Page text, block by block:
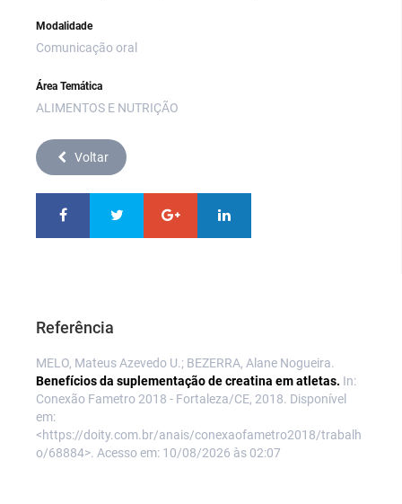
Modalidade
Comunicação oral
Área Temática
ALIMENTOS E NUTRIÇÃO
Voltar
Referência
MELO, Mateus Azevedo U.; BEZERRA, Alane Nogueira.
Benefícios da suplementação de creatina em atletas. In:
Conexão Fametro 2018 - Fortaleza/CE, 2018. Disponível
em:
<https://doity.com.br/anais/conexaofametro2018/trabalh
o/68884>. Acesso em: 10/08/2026 às 02:07